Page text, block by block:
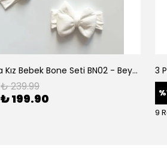
3 Parça Kız Bebek Bone Seti BN02 - Beyaz
₺ 239.99
₺ 199.90 %
9